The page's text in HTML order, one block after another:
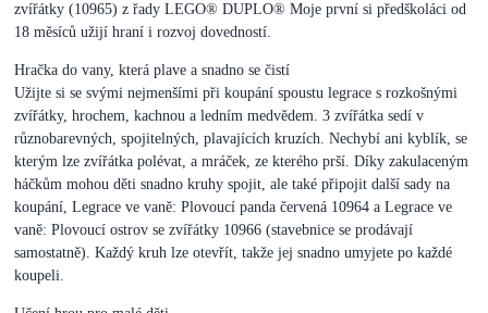
zvířátky (10965) z řady LEGO® DUPLO® Moje první si předškoláci od
18 měsíců užijí hraní i rozvoj dovedností.
Hračka do vany, která plave a snadno se čistí
Užijte si se svými nejmenšími při koupání spoustu legrace s rozkošnými
zvířátky, hrochem, kachnou a ledním medvědem. 3 zvířátka sedí v
různobarevných, spojitelných, plavajících kruzích. Nechybí ani kyblík, se
kterým lze zvířátka polévat, a mráček, ze kterého prší. Díky zakulaceným
háčkům mohou děti snadno kruhy spojit, ale také připojit další sady na
koupání, Legrace ve vaně: Plovoucí panda červená 10964 a Legrace ve
vaně: Plovoucí ostrov se zvířátky 10966 (stavebnice se prodávají
samostatně). Každý kruh lze otevřít, takže jej snadno umyjete po každé
koupeli.